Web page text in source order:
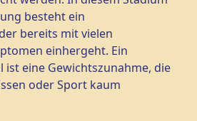
besteht ein
bereits mit vielen
einhergeht. Ein
ist eine Gewichtszunahme, die
oder Sport kaum